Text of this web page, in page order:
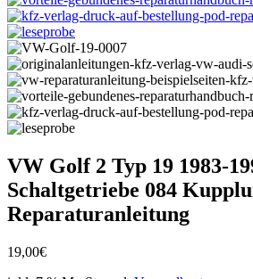
VW Golf 2 Typ 19 1983-
Schaltgetriebe 084
Reparaturanleitung
19,00€